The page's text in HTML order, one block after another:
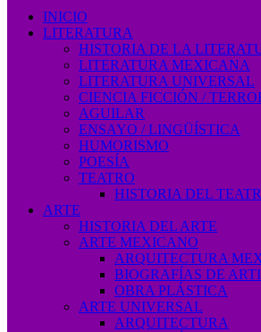
INICIO
LITERATURA
HISTORIA DE LA
LITERATURA MEXICANA
LITERATURA UNIVERSAL
CIENCIA FICCIÓN /
AGUILAR
ENSAYO / LINGÜÍSTICA
HUMORISMO
POESÍA
TEATRO
HISTORIA DEL
ARTE
HISTORIA DEL ARTE
ARTE MEXICANO
ARQUITECTURA
BIOGRAFÍAS DE
OBRA PLÁSTICA
ARTE UNIVERSAL
ARQUITECTURA